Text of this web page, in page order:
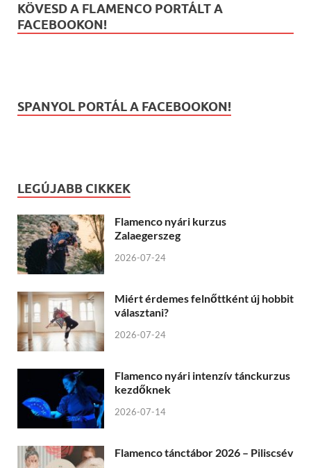
KÖVESD A FLAMENCO PORTÁLT A
FACEBOOKON!
SPANYOL PORTÁL A FACEBOOKON!
LEGÚJABB CIKKEK
Flamenco nyári kurzus
Zalaegerszeg
2026-07-24
Miért érdemes felnőttként új hobbit
választani?
2026-07-24
Flamenco nyári intenzív tánckurzus
kezdőknek
2026-07-14
Flamenco tánctábor 2026 – Piliscsév